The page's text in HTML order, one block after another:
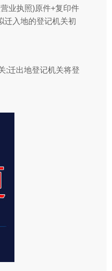
业执照)原件+复印件
迁入地的登记机关初
;迁出地登记机关将登